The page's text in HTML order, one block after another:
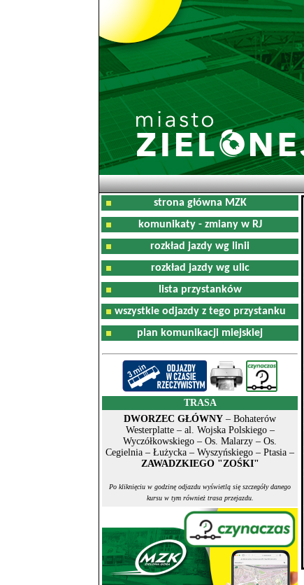
strona główna MZK
komunikaty - zmiany w RJ
rozkład jazdy wg linii
rozkład jazdy wg ulic
lista przystanków
wszystkie odjazdy z tego przystanku
plan komunikacji miejskiej
TRASA
DWORZEC GŁÓWNY – Bohaterów
Westerplatte – al. Wojska Polskiego –
Wyczółkowskiego – Os. Malarzy – Os.
Cegielnia – Łużycka – Wyszyńskiego – Ptasia –
ZAWADZKIEGO "ZOŚKI"
Po kliknięciu w godzinę odjazdu wyświetlą się szczegóły danego
kursu w tym również trasa przejazdu.